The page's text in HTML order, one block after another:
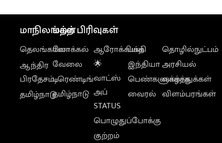
மாநிலங்கள்
தெலங்கானா
ஆந்திர
பிரதேசம்
தமிழ்நாடு
மற்ற பிரிவுகள்
லோக்கல்
வேலை
டிரெண்டிங்
தமிழ்நாடு
ஆரோக்கியம்
🌟
வாட்ஸ்
அப்
STATUS
பொழுதுப்போக்கு
குற்றம்
பக்தி
இந்தியா
பெண்களுக்காக
வைரல்
தொழில்நுட்பம்
அரசியல்
வாழ்த்துக்கள்
விளம்பரங்கள்